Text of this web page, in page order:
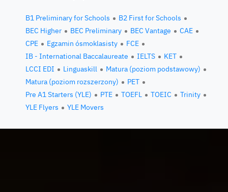
B1 Preliminary for Schools
B2 First for Schools
BEC Higher
BEC Preliminary BEC Vantage
CAE
CPE
Egzamin ósmoklasisty
FCE
IB - International Baccalaureate
IELTS
KET
LCCI EDI
Linguaskill
Matura (poziom podstawowy)
Matura (poziom rozszerzony)
PET
Pre A1 Starters (YLE)
PTE TOEFL TOEIC
Trinity
YLE Flyers
YLE Movers